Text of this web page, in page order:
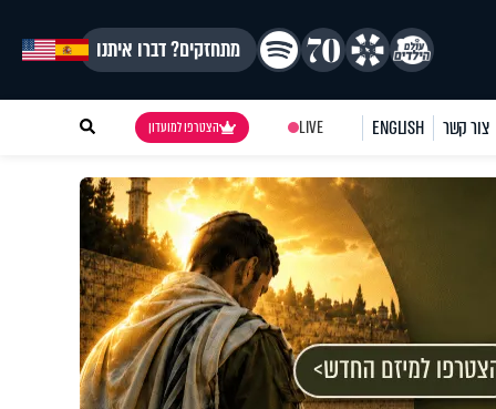
מתחזקים? דברו איתנו
צור קשר ENGLISH
LIVE הצטרפו למועדון